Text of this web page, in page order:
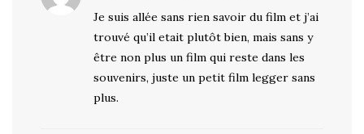
Je suis allée sans rien savoir du film et j’ai
trouvé qu’il etait plutôt bien, mais sans y
être non plus un film qui reste dans les
souvenirs, juste un petit film legger sans
plus.